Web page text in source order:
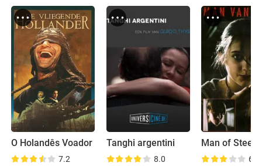
O Holandês Voador
7.2
Tanghi argentini
8.0
Man of Steel
6.8